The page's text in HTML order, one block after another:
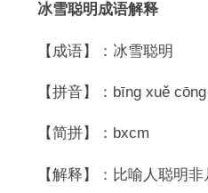
冰雪聪明成语解释
【成语】：冰雪聪明
【拼音】：bīng xuě
【简拼】：bxcm
【解释】：比喻人聪明非